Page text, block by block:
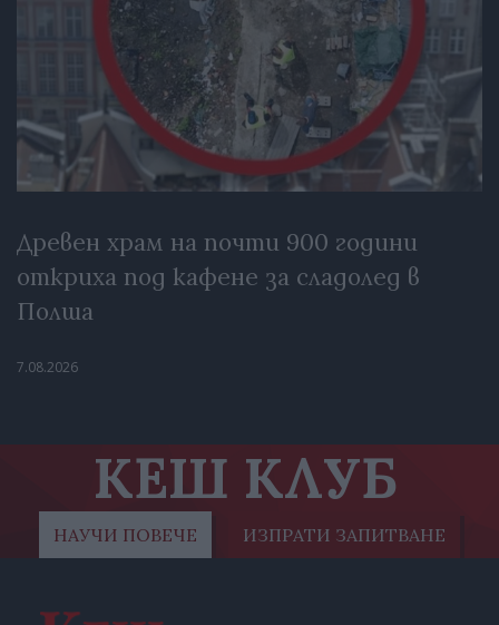
Древен храм на почти 900 години
откриха под кафене за сладолед в
Полша
7.08.2026
КЕШ КЛУБ
НАУЧИ ПОВЕЧЕ ИЗПРАТИ ЗАПИТВАНЕ